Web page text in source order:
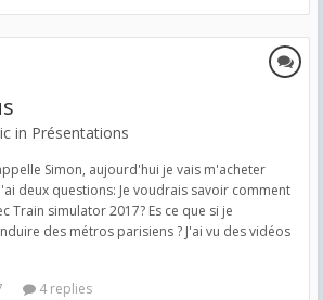
in Présentations
Simon, aujourd'hui je vais m'acheter
deux questions: Je voudrais savoir comment
Train simulator 2017? Es ce que si je
des métros parisiens ? J'ai vu des vidéos
4 replies